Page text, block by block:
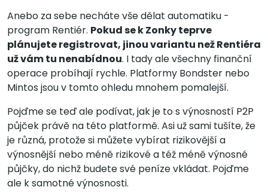
Anebo za sebe necháte vše dělat automatiku -
program Rentiér. Pokud se k Zonky teprve
plánujete registrovat, jinou variantu než Rentiéra
už vám tu nenabídnou. I tady ale všechny finanční
operace probíhají rychle. Platformy Bondster nebo
Mintos jsou v tomto ohledu mnohem pomalejší.
Pojďme se teď ale podívat, jak je to s výnosností P2P
půjček právě na této platformě. Asi už sami tušíte, že
je různá, protože si můžete vybírat rizikovější a
výnosnější nebo méně rizikové a též méně výnosné
půjčky, do nichž budete své peníze vkládat. Pojďme
ale k samotné výnosnosti.